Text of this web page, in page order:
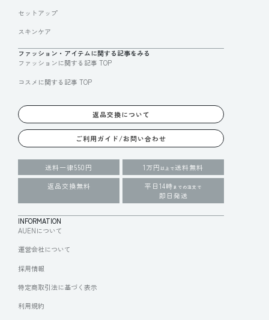
セットアップ
スキンケア
ファッション・アイテムに関する記事をみる
ファッションに関する記事 TOP
コスメに関する記事 TOP
返品交換について
ご利用ガイド/お問い合わせ
送料一律550円 1万円 以上で送料無料
返品交換無料
平日14時 までの注文で
即日発送
INFORMATION
AUENについて
運営会社について
採用情報
特定商取引法に基づく表示
利用規約